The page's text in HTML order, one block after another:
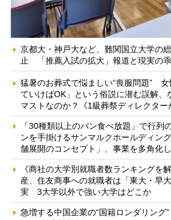
京都大・神戸大など、難関国立大学の
止 「推薦入試の拡大」報道と現実の
猛暑のお葬式で悩ましい“喪服問題”
ていけばOK」という俗説に潜む誤解、
マストなのか？《1級葬祭ディレクター
「30種類以上のパン食べ放題」で行列
ンを手掛けるサンマルクホールディン
舗展開のコンセプト」、事業を多角化
《商社の大学別就職者数ランキングを
産、住友商事への就職者は「東大・早
実 3大学以外で強い大学はどこか
急増する中国企業の“国籍ロンダリング